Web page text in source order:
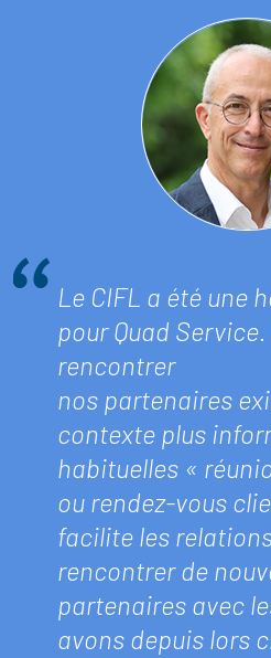
Le CIFL a été une
pour Quad
rencontrer
nos partenaires
contexte plus
habituelles «
ou rendez-vous
facilite les
rencontrer de
partenaires avec
avons depuis lors